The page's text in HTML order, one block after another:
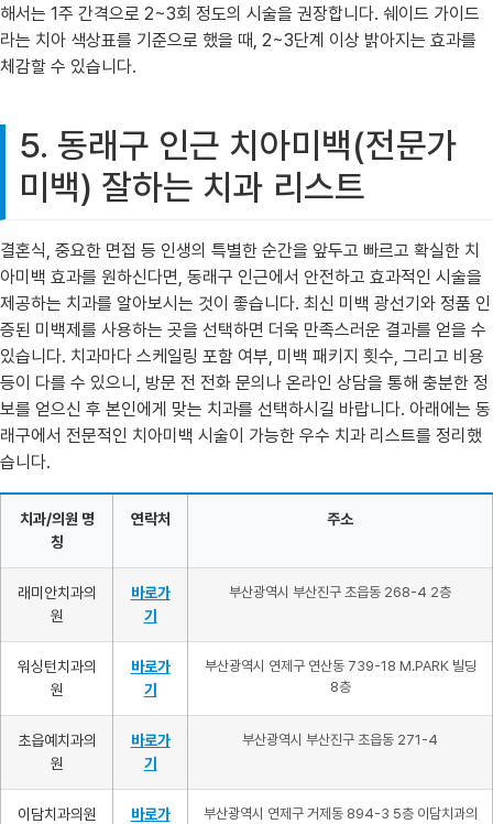
해서는 1주 간격으로 2~3회 정도의 시술을 권장합니다. 쉐이드 가이드
라는 치아 색상표를 기준으로 했을 때, 2~3단계 이상 밝아지는 효과를
체감할 수 있습니다.
5. 동래구 인근 치아미백(전문가
미백) 잘하는 치과 리스트
결혼식, 중요한 면접 등 인생의 특별한 순간을 앞두고 빠르고 확실한 치
아미백 효과를 원하신다면, 동래구 인근에서 안전하고 효과적인 시술을
제공하는 치과를 알아보시는 것이 좋습니다. 최신 미백 광선기와 정품 인
증된 미백제를 사용하는 곳을 선택하면 더욱 만족스러운 결과를 얻을 수
있습니다. 치과마다 스케일링 포함 여부, 미백 패키지 횟수, 그리고 비용
등이 다를 수 있으니, 방문 전 전화 문의나 온라인 상담을 통해 충분한 정
보를 얻으신 후 본인에게 맞는 치과를 선택하시길 바랍니다. 아래에는 동
래구에서 전문적인 치아미백 시술이 가능한 우수 치과 리스트를 정리했
습니다.
치과/의원 명
칭
연락처 주소
래미안치과의
원
바로가
기
부산광역시 부산진구 초읍동 268-4 2층
워싱턴치과의
원
바로가
기
부산광역시 연제구 연산동 739-18 M.PARK 빌딩
8층
초읍예치과의
원
바로가
기
부산광역시 부산진구 초읍동 271-4
이담치과의원
바로가
부산광역시 연제구 거제동 894-3 5층 이담치과의